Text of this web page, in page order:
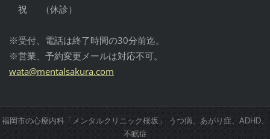
祝 （休診）
※受付、電話は終了時間の30分前迄。
※営業、予約変更メールは対応不可。
wata@mentalsakura.com
福岡市の心療内科「メンタルクリニック桜坂」 うつ病、あがり症、ADHD、
不眠症